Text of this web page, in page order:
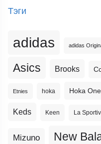
Тэги
adidas adidas
Asics Brooks
Etnies hoka Hoka
Keds Keen La
Mizuno New